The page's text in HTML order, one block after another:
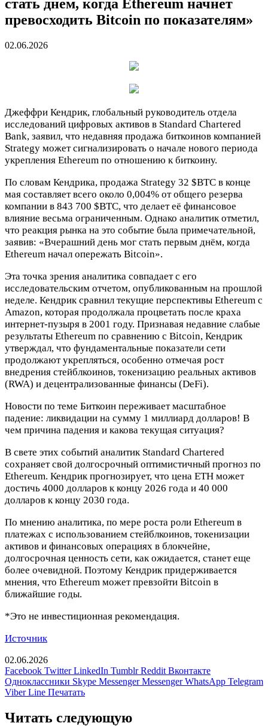
стать днем, когда Ethereum начнет
превосходить Bitcoin по показателям»
02.06.2026
Джеффри Кендрик, глобальный руководитель отдела
исследований цифровых активов в Standard Chartered
Bank, заявил, что недавняя продажа биткоинов компанией
Strategy может сигнализировать о начале нового периода
укрепления Ethereum по отношению к биткоину.
По словам Кендрика, продажа Strategy 32 $BTC в конце
мая составляет всего около 0,004% от общего резерва
компании в 843 700 $BTC, что делает её финансовое
влияние весьма ограниченным. Однако аналитик отметил,
что реакция рынка на это событие была примечательной,
заявив: «Вчерашний день мог стать первым днём, когда
Ethereum начал опережать Bitcoin».
Эта точка зрения аналитика совпадает с его
исследовательским отчетом, опубликованным на прошлой
неделе. Кендрик сравнил текущие перспективы Ethereum с
Amazon, которая продолжала процветать после краха
интернет-пузыря в 2001 году. Признавая недавние слабые
результаты Ethereum по сравнению с Bitcoin, Кендрик
утверждал, что фундаментальные показатели сети
продолжают укрепляться, особенно отмечая рост
внедрения стейблкоинов, токенизацию реальных активов
(RWA) и децентрализованные финансы (DeFi).
Новости по теме Биткоин переживает масштабное
падение: ликвидации на сумму 1 миллиард долларов! В
чем причина падения и какова текущая ситуация?
В свете этих событий аналитик Standard Chartered
сохраняет свой долгосрочный оптимистичный прогноз по
Ethereum. Кендрик прогнозирует, что цена ETH может
достичь 4000 долларов к концу 2026 года и 40 000
долларов к концу 2030 года.
По мнению аналитика, по мере роста роли Ethereum в
платежах с использованием стейблкоинов, токенизации
активов и финансовых операциях в блокчейне,
долгосрочная ценность сети, как ожидается, станет еще
более очевидной. Поэтому Кендрик придерживается
мнения, что Ethereum может превзойти Bitcoin в
ближайшие годы.
*Это не инвестиционная рекомендация.
Источник
02.06.2026
Facebook Twitter LinkedIn Tumblr Reddit Вконтакте
Одноклассники Skype Messenger Messenger WhatsApp Telegram
Viber Line Печатать
Читать следующую